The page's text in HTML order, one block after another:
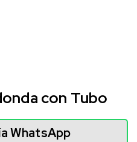
con Tubo
WhatsApp